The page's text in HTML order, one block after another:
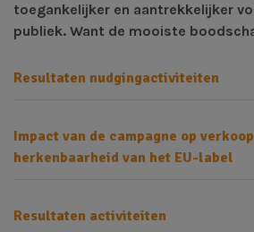
toegankelijker en aantrekkelijker
publiek. Want de mooiste
Resultaten nudgingactiviteiten
Impact van de campagne op
herkenbaarheid van het EU-label
Resultaten activiteiten